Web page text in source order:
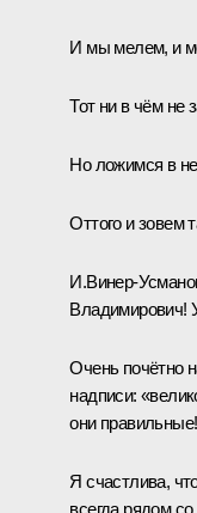
И мы мелем, и
Тот ни в чём не
Но ложимся в
Оттого и зовем
И.Винер-
Владимирович!
Очень почётно
надписи:
они правильные!
Я счастлива,
всегда рядом